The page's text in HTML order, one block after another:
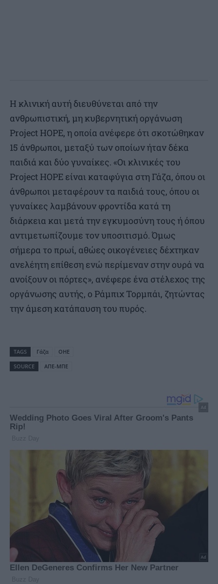
Η κλινική αυτή διευθύνεται από την
ανθρωπιστική, μη κυβερνητική οργάνωση
Project HOPE, η οποία ανέφερε ότι σκοτώθηκαν
15 άνθρωποι, μεταξύ των οποίων ήταν δέκα
παιδιά και δύο γυναίκες. «Οι κλινικές του
Project HOPE είναι καταφύγια στη Γάζα, όπου οι
άνθρωποι μεταφέρουν τα παιδιά τους, όπου οι
γυναίκες λαμβάνουν φροντίδα κατά τη
διάρκεια και μετά την εγκυμοσύνη τους ή όπου
αντιμετωπίζουμε τον υποσιτισμό. Όμως
σήμερα το πρωί, αθώες οικογένειες δέχτηκαν
ανελέητη επίθεση ενώ περίμεναν στην ουρά να
ανοίξουν οι πόρτες», ανέφερε ένα στέλεχος της
οργάνωσης αυτής, ο Ράμπιχ Τορμπάι, ζητώντας
την άμεση κατάπαυση του πυρός.
TAGS Γάζα
ΟΗΕ
SOURCE
ΑΠΕ-ΜΠΕ